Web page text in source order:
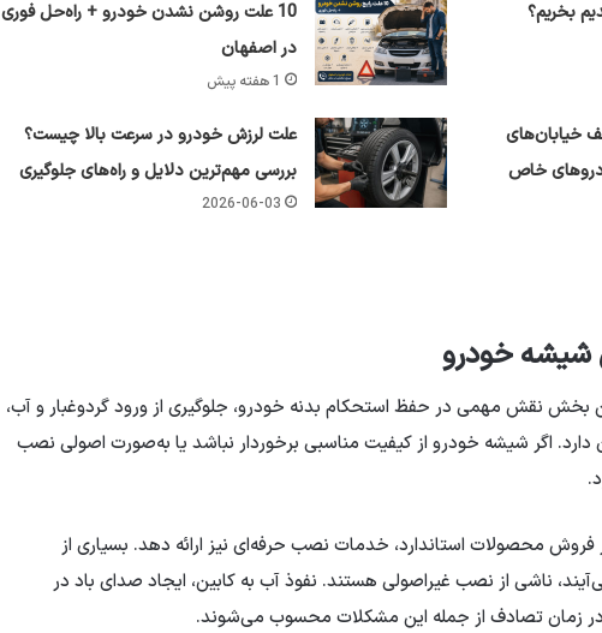
10 علت روشن نشدن خودرو + راه‌حل فوری
در اصفهان
1 هفته پیش
خیابان‌های
خاص
علت لرزش خودرو در سرعت بالا چیست؟
بررسی مهم‌ترین دلایل و راه‌های جلوگیری
2026-06-03
شیشه خودرو
نقش مهمی در حفظ استحکام بدنه خودرو، جلوگیری از ورود گردوغبار و آب،
اگر شیشه خودرو از کیفیت مناسبی برخوردار نباشد یا به‌صورت اصولی نصب
محصولات استاندارد، خدمات نصب حرفه‌ای نیز ارائه دهد. بسیاری از
ناشی از نصب غیراصولی هستند. نفوذ آب به کابین، ایجاد صدای باد در
زمان تصادف از جمله این مشکلات محسوب می‌شوند.